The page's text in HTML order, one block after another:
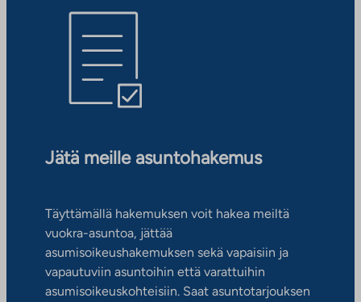
Jätä meille asuntohakemus
Täyttämällä hakemuksen voit hakea meiltä
vuokra-asuntoa, jättää
asumisoikeushakemuksen sekä vapaisiin ja
vapautuviin asuntoihin että varattuihin
asumisoikeuskohteisiin. Saat asuntotarjouksen